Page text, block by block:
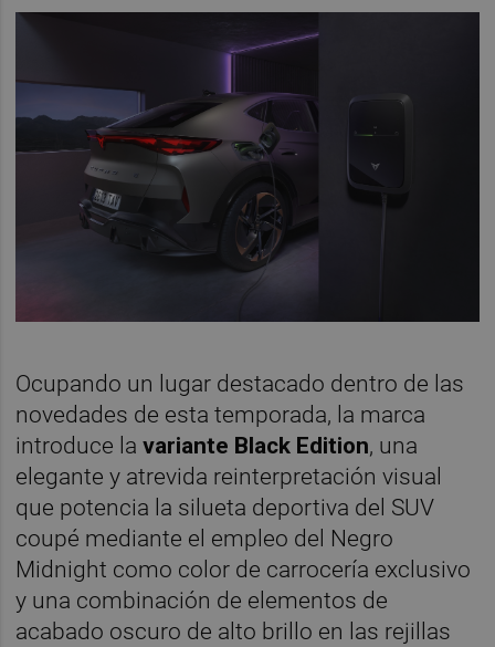
Ocupando un lugar destacado dentro de las
novedades de esta temporada, la marca
introduce lavariante Black Edition, una
elegante y atrevida reinterpretación visual
que potencia la silueta deportiva del SUV
coupé mediante el empleo del Negro
Midnight como color de carrocería exclusivo
y una combinación de elementos de
acabado oscuro de alto brillo en las rejillas